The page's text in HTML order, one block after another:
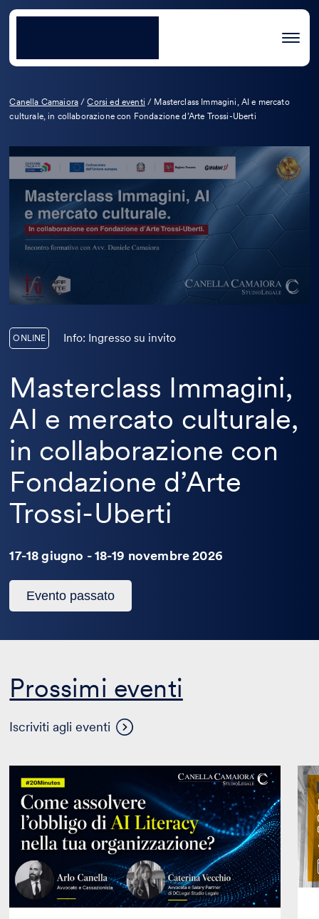
Canella Camaiora /Corsi ed eventi / Masterclass Immagini, AI e mercato
culturale, in collaborazione con Fondazione d’Arte Trossi-Uberti
ONLINE Info: Ingresso su invito
Masterclass Immagini,
AI e mercato culturale,
in collaborazione con
Fondazione d’Arte
Trossi-Uberti
17-18 giugno - 18-19 novembre 2026
Questo
evento
è
Evento passato
Prossimi eventi
Iscriviti agli eventi
eventi
assolvere
l’obbligo
Literacy
nella
tua
organizzazione?
in
con